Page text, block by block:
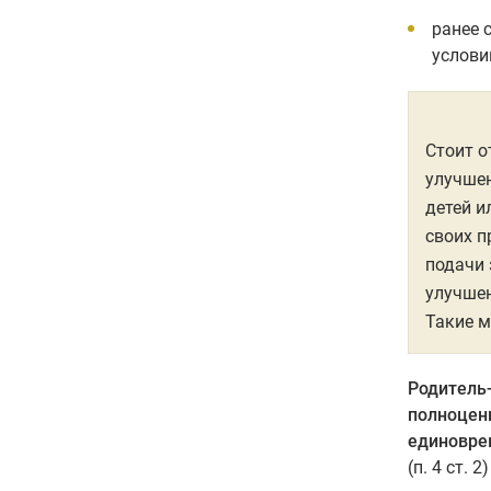
ранее
Стоит
детей
своих
подачи
Такие
(п. 4 ст.